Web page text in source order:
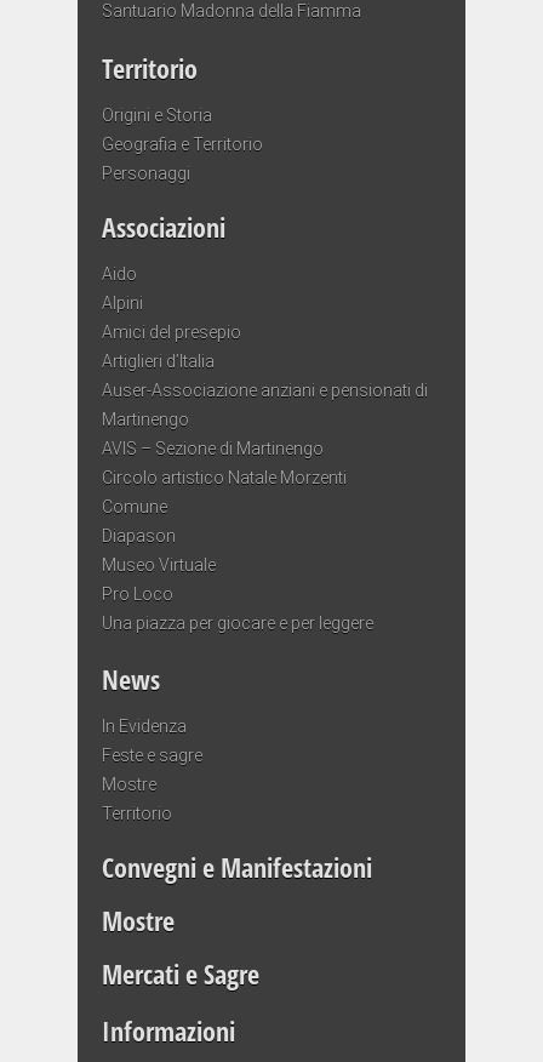
Santuario Madonna della Fiamma
Territorio
Origini e Storia
Geografia e Territorio
Personaggi
Associazioni
Aido
Alpini
Amici del presepio
Artiglieri d’Italia
Auser-Associazione anziani e pensionati di
Martinengo
AVIS – Sezione di Martinengo
Circolo artistico Natale Morzenti
Comune
Diapason
Museo Virtuale
Pro Loco
Una piazza per giocare e per leggere
News
In Evidenza
Feste e sagre
Mostre
Territorio
Convegni e Manifestazioni
Mostre
Mercati e Sagre
Informazioni